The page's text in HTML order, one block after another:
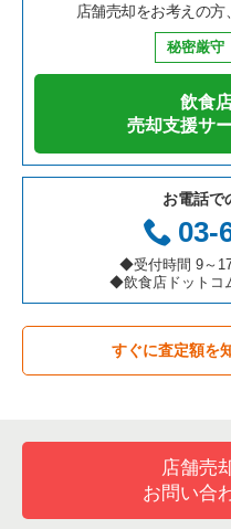
そば・うどんの居抜き売却
焼肉の居抜き売却物件の案
鉄板焼き・お好み焼の居抜
アジア料理の居抜き売却物
カフェの居抜き売却物件の
テイクアウトの居抜き売却
お弁当・惣菜・デリの居抜
居酒屋・ダイニングバーの
埼玉県の飲食店の居抜き売
大阪府の飲食店の居抜き売
兵庫県の飲食店の居抜き売
京都府の飲食店の居抜き売
愛知県の飲食店の居抜き売
岐阜県の飲食店の居抜き売
三重県の飲食店の居抜き売
店舗売却をお考えの方
秘密厳守
飲食
売却支援サ
お電話で
03-
◆受付時間 9～17
◆飲食店ドットコ
すぐに査定額を
店舗売
お問い合